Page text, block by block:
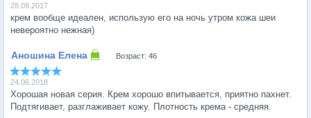
28.08.2017
крем вообще идеален, использую его на ночь утром кожа шеи
невероятно нежная)
Возраст: 46
24.06.2018
Хорошая новая серия. Крем хорошо впитывается, приятно пахнет.
Подтягивает, разглаживает кожу. Плотность крема - средняя.